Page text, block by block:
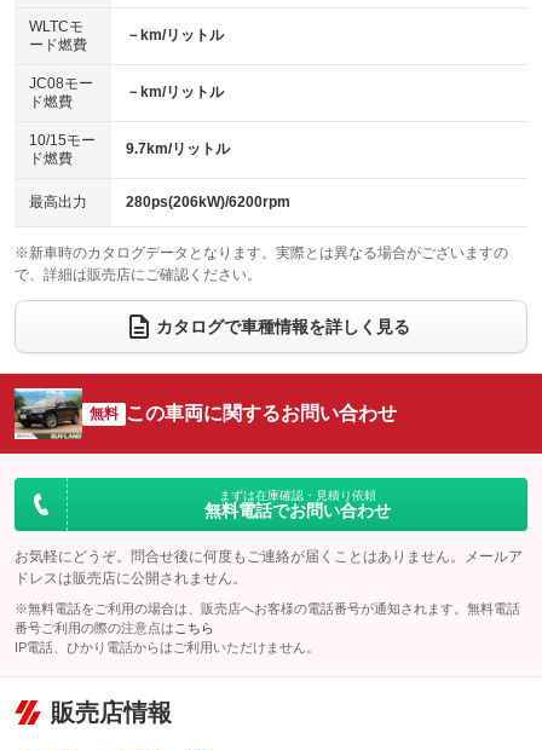
センターデフロック
：装備なし
電動格納ミラー
：装備あり
エアロ
：装備なし
ローダウン
：装備なし
ベンチシート
：装備なし
チップアップシート
：装備なし
電動格納サードシート
：装備なし シートヒーター
：装備あり
ウォークスルー
電動リアゲート フロントカメラ
：装備なし
シートエアコン
：装備あり 全周囲カメラ
：装備なし
サイドカメラ
：装備なし ルーフレール
：装備なし
エアサスペンション ヘッドライトウォッシャー
WLTCモ
ード燃費
－km/リットル
JC08モー
ド燃費
－km/リットル
10/15モー
ド燃費
9.7km/リットル
最高出力 280ps(206kW)/6200rpm
※新車時のカタログデータとなります。実際とは異なる場合がございますの
で、詳細は販売店にご確認ください。
カタログで車種情報を詳しく見る
無料 この車両に関するお問い合わせ
まずは在庫確認・見積り依頼
無料電話でお問い合わせ
お気軽にどうぞ。問合せ後に何度もご連絡が届くことはありません。メールア
ドレスは販売店に公開されません。
※無料電話をご利用の場合は、販売店へお客様の電話番号が通知されます。無料電話
番号ご利用の際の注意点は こちら
IP電話、ひかり電話からはご利用いただけません。
販売店情報